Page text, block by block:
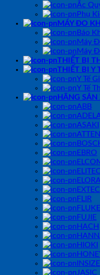
Ắc
Phụ
MÁY ĐO
Báo
Máy
Máy
THIẾT BỊ
THIẾT BỊ Y
Y Tế
Y Tế
HÃNG SẢN
ABB
ASAKI
ATTEN
EBRO
ELORA
FLIR
FLUKE
FUJIE
HACH
HIOKI
INSIZE
JASIC